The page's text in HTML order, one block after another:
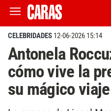
CELEBRIDADES 12-06-2026 15:14
Antonela
cómo vive la
su mágico